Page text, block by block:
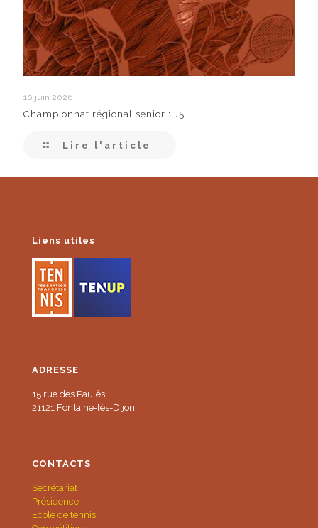
10 juin 2026
Championnat régional senior : J5
Lire l'article
Liens utiles
ADRESSE
15 rue des Paulès,
21121 Fontaine-lès-Dijon
CONTACTS
Secrétariat
Présidence
Ecole de tennis